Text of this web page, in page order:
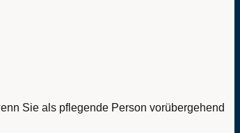
Sie als pflegende Person vorübergehend